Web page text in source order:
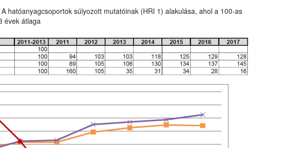
hatóanyagcsoportok súlyozott mutatóinak (HRI 1) alakulása, ahol a 100-as
évek átlaga